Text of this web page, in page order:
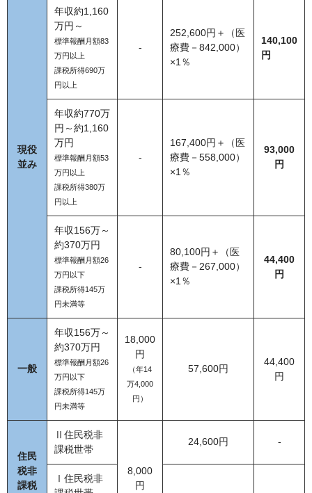
現役
並み
年収約1,160
万円～
標準報酬月額83
万円以上
課税所得690万
円以上
-
252,600円＋（医
療費－842,000）
×1％
140,100
円
年収約770万
円～約1,160
万円
標準報酬月額53
万円以上
課税所得380万
円以上
-
167,400円＋（医
療費－558,000）
×1％
93,000
円
年収156万～
約370万円
標準報酬月額26
万円以下
課税所得145万
円未満等
-
80,100円＋（医
療費－267,000）
×1％
44,400
円
一般
年収156万～
約370万円
標準報酬月額26
万円以下
課税所得145万
円未満等
18,000
円
（年14
万4,000
円）
57,600円
44,400
円
住民
税非
課税
Ⅱ住民税非
課税世帯
8,000
円
24,600円 -
Ⅰ住民税非